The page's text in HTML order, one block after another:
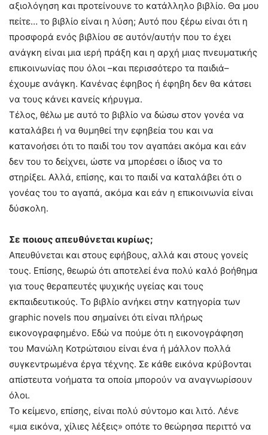
αξιολόγηση και προτείνουνε το κατάλληλο βιβλίο. Θα μου
πείτε… το βιβλίο είναι η λύση; Αυτό που ξέρω είναι ότι η
προσφορά ενός βιβλίου σε αυτόν/αυτήν που το έχει
ανάγκη είναι μια ιερή πράξη και η αρχή μιας πνευματικής
επικοινωνίας που όλοι –και περισσότερο τα παιδιά–
έχουμε ανάγκη. Κανένας έφηβος ή έφηβη δεν θα κάτσει
να τους κάνει κανείς κήρυγμα.
Τέλος, θέλω με αυτό το βιβλίο να δώσω στον γονέα να
καταλάβει ή να θυμηθεί την εφηβεία του και να
κατανοήσει ότι το παιδί του τον αγαπάει ακόμα και εάν
δεν του το δείχνει, ώστε να μπορέσει ο ίδιος να το
στηρίξει. Αλλά, επίσης, και το παιδί να καταλάβει ότι ο
γονέας του το αγαπά, ακόμα και εάν η επικοινωνία είναι
δύσκολη.
Σε ποιους απευθύνεται κυρίως;
Απευθύνεται και στους εφήβους, αλλά και στους γονείς
τους. Επίσης, θεωρώ ότι αποτελεί ένα πολύ καλό βοήθημα
για τους θεραπευτές ψυχικής υγείας και τους
εκπαιδευτικούς. Το βιβλίο ανήκει στην κατηγορία των
graphic novels που σημαίνει ότι είναι πλήρως
εικονογραφημένο. Εδώ να πούμε ότι η εικονογράφηση
του Μανώλη Κοτρώτσιου είναι ένα ή μάλλον πολλά
συγκεντρωμένα έργα τέχνης. Σε κάθε εικόνα κρύβονται
απίστευτα νοήματα τα οποία μπορούν να αναγνωρίσουν
όλοι.
Το κείμενο, επίσης, είναι πολύ σύντομο και λιτό. Λένε
«μια εικόνα, χίλιες λέξεις» οπότε το θεώρησα περιττό να